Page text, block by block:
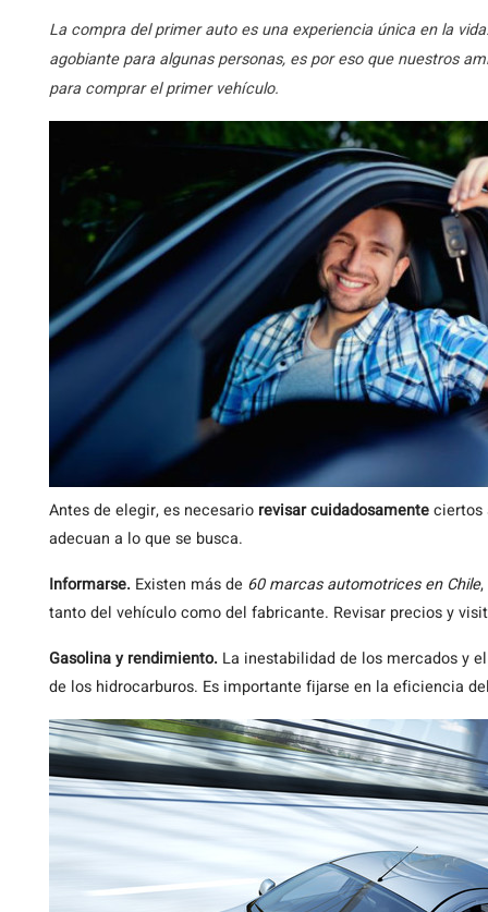
La compra del primer auto es una experiencia única en la
agobiante para algunas personas, es por eso que nuestros
para comprar el primer vehículo.
Antesde elegir, es necesario revisar cuidadosamenteciertos
adecuan a lo que se busca.
Informarse. Existen más de 60 marcas automotrices en Chile
tanto del vehículo como del fabricante. Revisar precios y
Gasolina y rendimiento. La inestabilidad de los mercados y
de los hidrocarburos. Es importante fijarse en la eficiencia